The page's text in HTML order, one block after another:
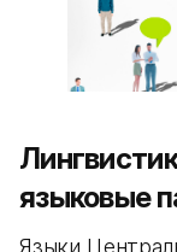
языковые